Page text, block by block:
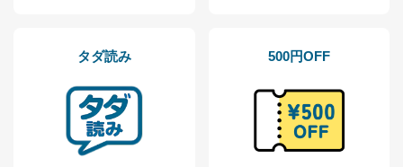
タダ読み 500円OFF